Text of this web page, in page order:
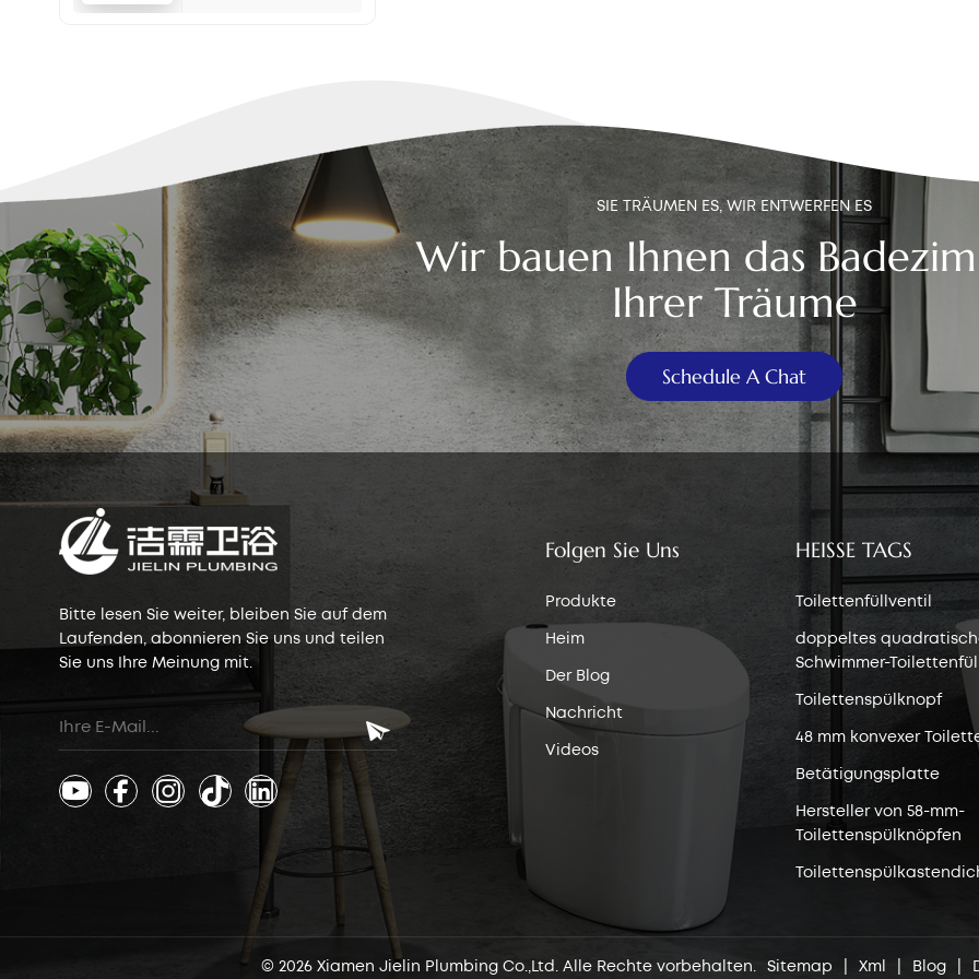
SIE TRÄUMEN ES, WIR ENTWERFEN ES
Wir bauen Ihnen das
Ihrer Träume
Schedule A Chat
Bitte lesen Sie weiter, bleiben Sie auf dem
Laufenden, abonnieren Sie uns und teilen
Sie uns Ihre Meinung mit.
Folgen Sie Uns
Produkte
Heim
Der Blog
Nachricht
Videos
HEISSE TAGS
Toilettenfüllventil
doppeltes
Schwimmer-
Toilettenspülknopf
48 mm konvexer
Betätigungsplatte
Hersteller von 58-mm-
Toilettenspülknöpfen
© 2026 Xiamen Jielin Plumbing Co.,Ltd. Alle Rechte vorbehalten. Sitemap Xml Blog